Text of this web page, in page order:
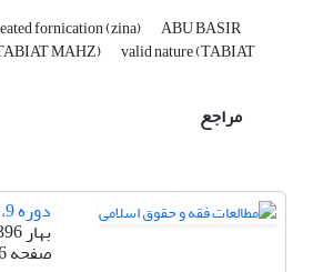
fornication (zina) ABU BASIR
MAHZ) valid nature (TABIAT
مراجع
دوره 9، شماره 16
بهار 1396
صفحه